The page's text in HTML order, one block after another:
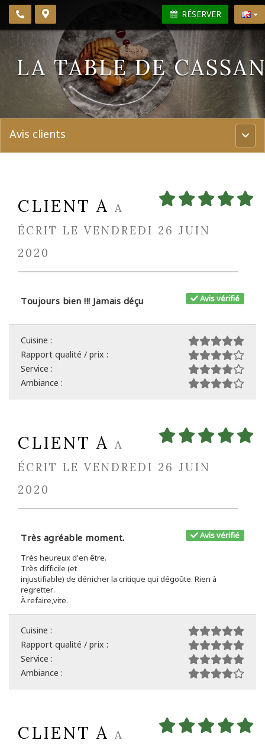
RÉSERVER
LA TABLE DE
Menu
Avis clients
CLIENT A A
ÉCRIT LE VENDREDI 26 JUIN
2020
Avis vérifié
Toujours bien !!! Jamais déçu
Cuisine :
Rapport qualité / prix :
Service :
Ambiance :
CLIENT A A
ÉCRIT LE VENDREDI 26 JUIN
2020
Avis vérifié
Très agréable moment.
Très heureux d'en être.
Très difficile (et
injustifiable) de dénicher la critique qui dégoûte. Rien à
regretter.
À refaire,vite.
Cuisine :
Rapport qualité / prix :
Service :
Ambiance :
CLIENT A A